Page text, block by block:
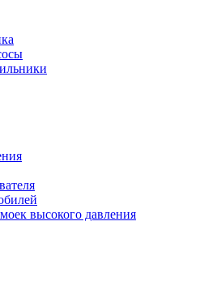
высокого давления